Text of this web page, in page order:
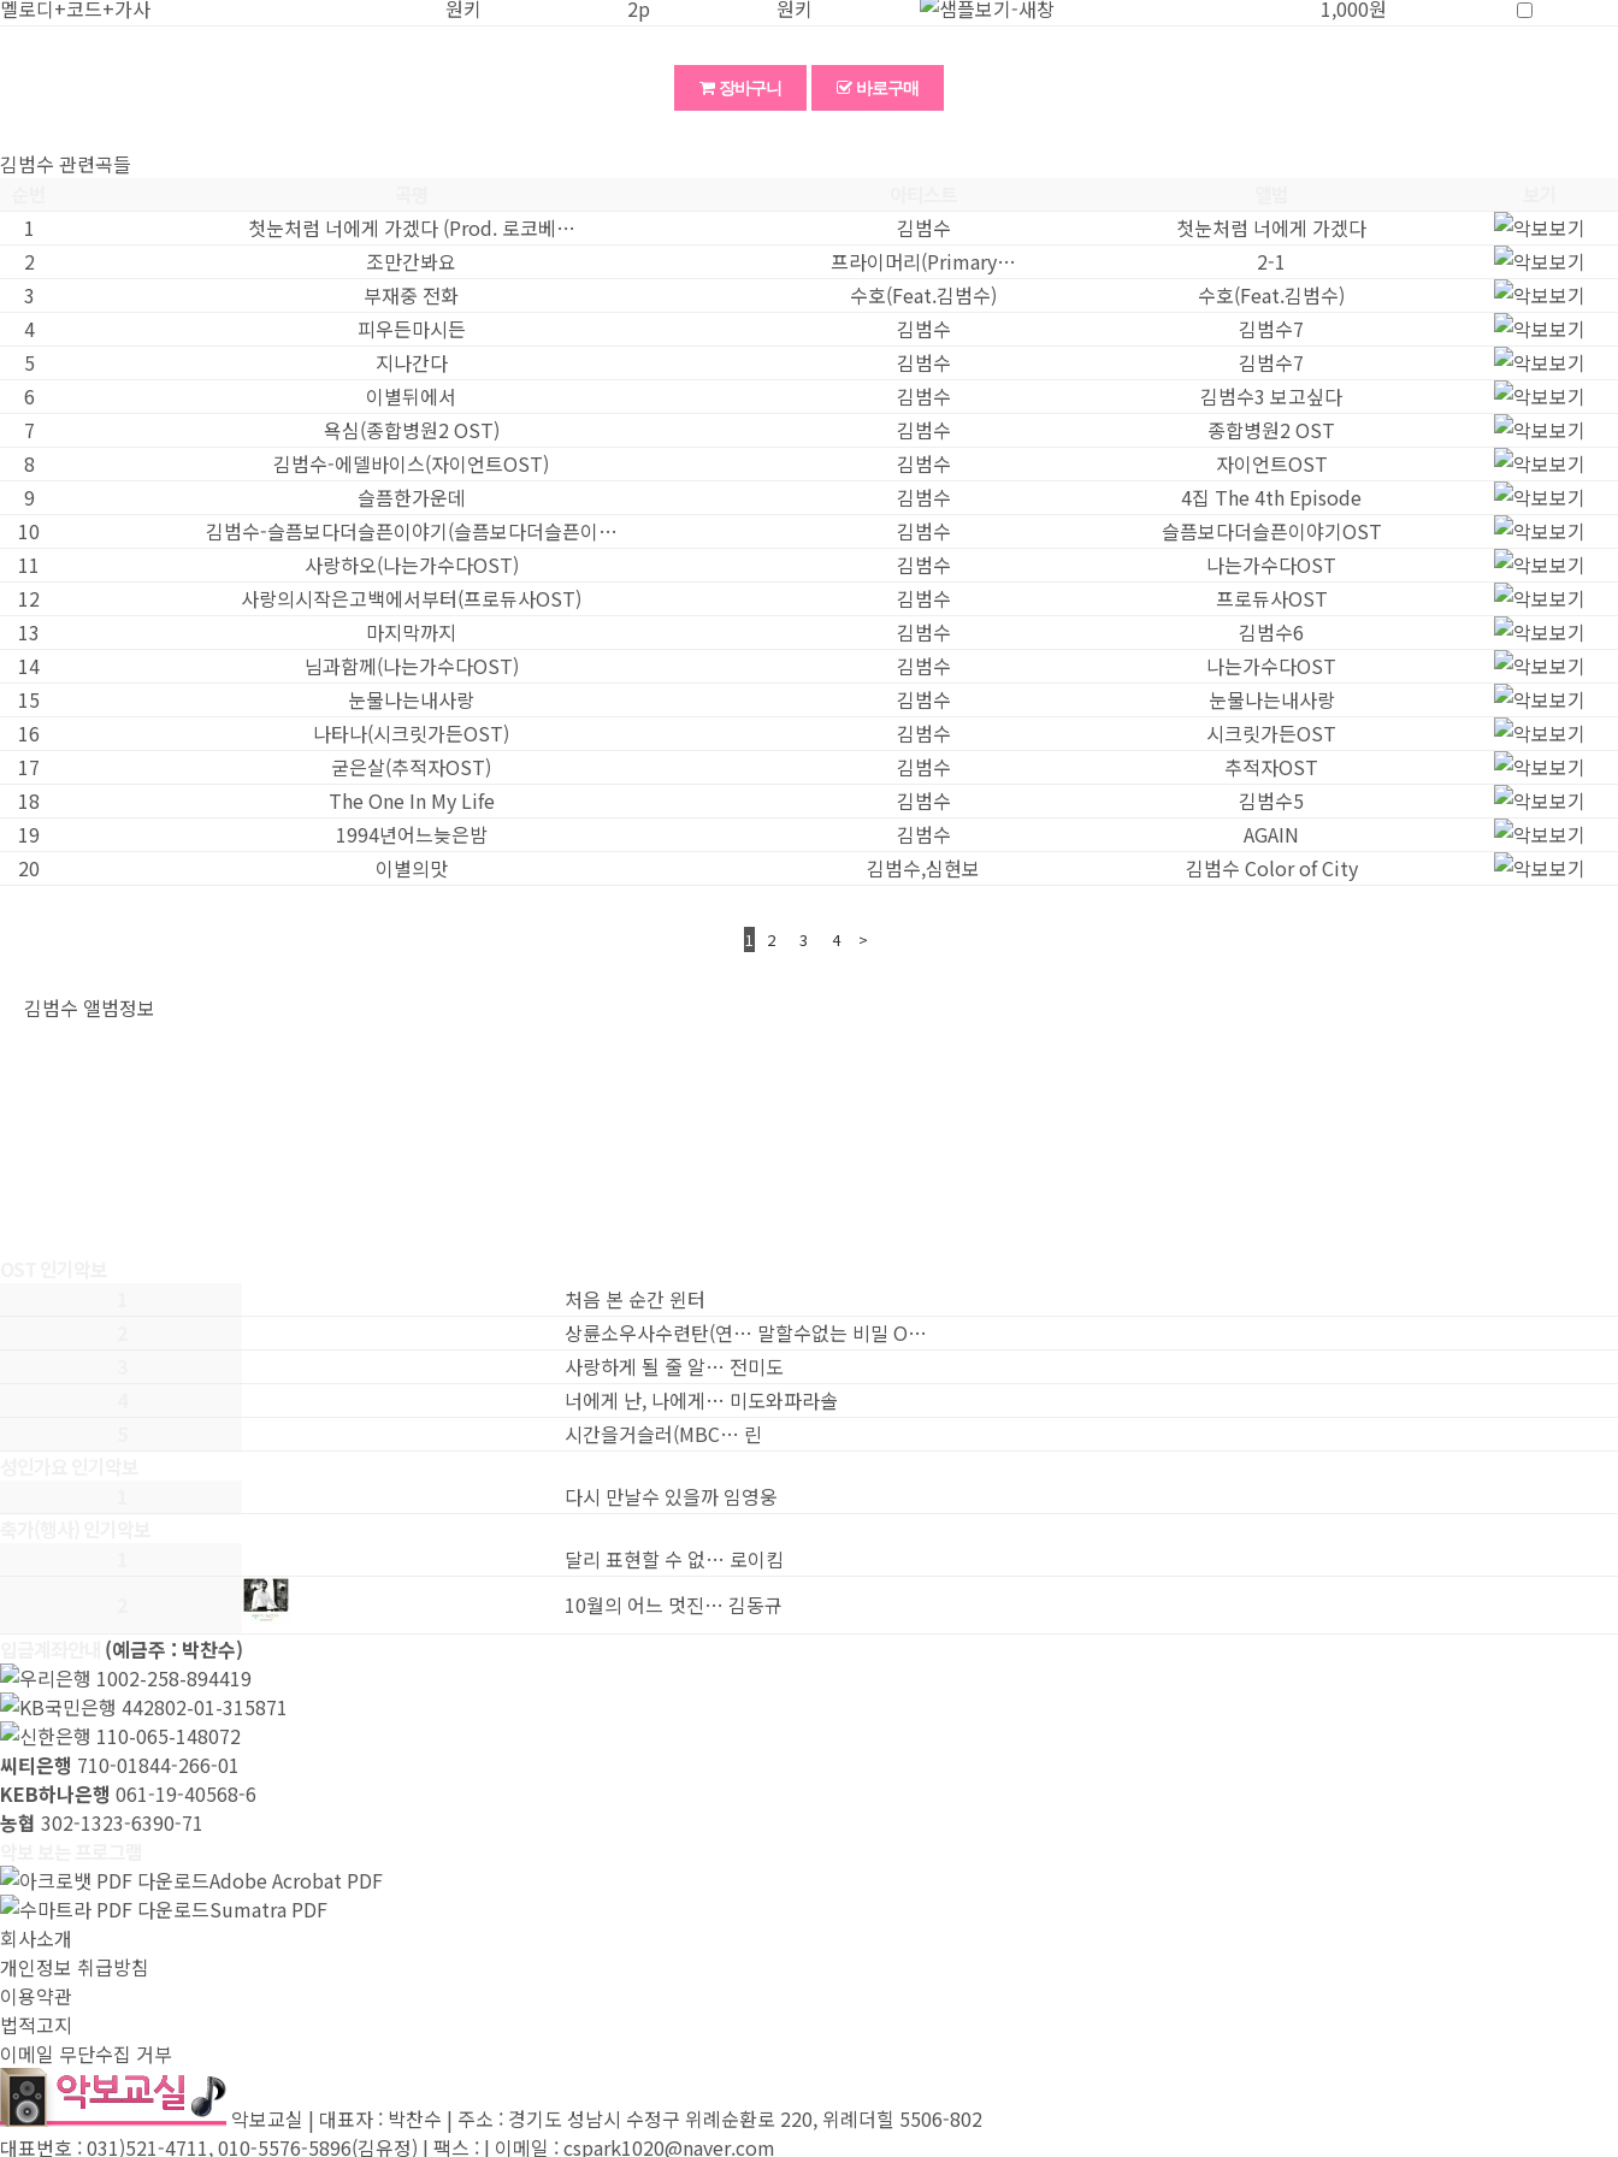
멜로디+코드+가사
원키 2p 원키 1,000원
장바구니 바로구매
김범수 관련곡들
1
첫눈처럼 너에게 가겠다 (Prod. 로코베… 김범수
첫눈처럼 너에게 가겠다
2
조만간봐요 프라이머리(Primary…
2-1
3
부재중 전화 수호(Feat.김범수)
수호(Feat.김범수)
4
피우든마시든 김범수
김범수7
5
지나간다 김범수
김범수7
6
이별뒤에서 김범수
김범수3 보고싶다
7
욕심(종합병원2 OST) 김범수
종합병원2 OST
8
김범수-에델바이스(자이언트OST) 김범수
자이언트OST
9
슬픔한가운데 김범수
4집 The 4th Episode
10
김범수-슬픔보다더슬픈이야기(슬픔보다더슬픈이… 김범수
슬픔보다더슬픈이야기OST
11
사랑하오(나는가수다OST) 김범수
나는가수다OST
12
사랑의시작은고백에서부터(프로듀사OST) 김범수
프로듀사OST
13
마지막까지 김범수
김범수6
14
님과함께(나는가수다OST) 김범수
나는가수다OST
15
눈물나는내사랑 김범수
눈물나는내사랑
16
나타나(시크릿가든OST) 김범수
시크릿가든OST
17
굳은살(추적자OST) 김범수
추적자OST
18
The One In My Life 김범수
김범수5
19
1994년어느늦은밤 김범수
AGAIN
20
이별의맛 김범수,심현보 김범수 Color of City
1 2 3 4 >
김범수 앨범정보
처음 본 순간 윈터
상륜소우사수련탄(연… 말할수없는 비밀 O…
사랑하게 될 줄 알… 전미도
너에게 난, 나에게… 미도와파라솔
시간을거슬러(MBC… 린
다시 만날수 있을까 임영웅
달리 표현할 수 없… 로이킴
10월의 어느 멋진… 김동규
(예금주 : 박찬수)
1002-258-894419
442802-01-315871
110-065-148072
씨티은행 710-01844-266-01
KEB하나은행 061-19-40568-6
농협 302-1323-6390-71
Adobe Acrobat PDF
Sumatra PDF
회사소개
개인정보 취급방침
이용약관
법적고지
이메일 무단수집 거부
악보교실 | 대표자 : 박찬수 | 주소 : 경기도 성남시 수정구 위례순환로 220, 위례더힐 5506-802
대표번호 : 031)521-4711, 010-5576-5896(김유정) | 팩스 : | 이메일 : cspark1020@naver.com